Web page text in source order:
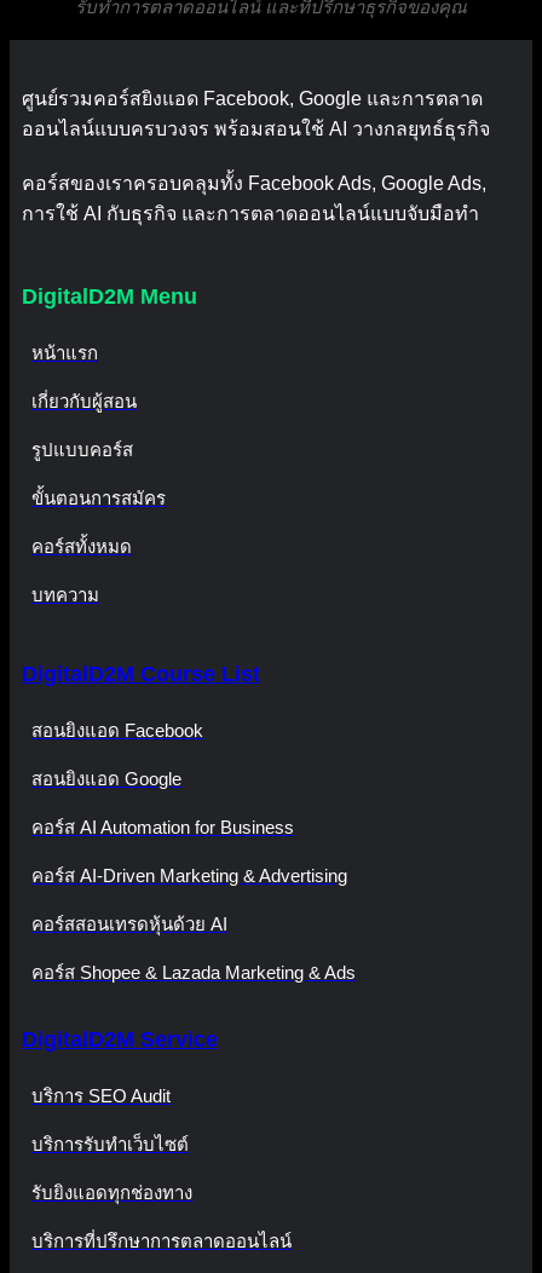
รับทำการตลาดออนไลน์ และที่ปรึกษาธุรกิจของคุณ
ศูนย์รวมคอร์สยิงแอด Facebook, Google และการตลาด
ออนไลน์แบบครบวงจร พร้อมสอนใช้ AI วางกลยุทธ์ธุรกิจ
คอร์สของเราครอบคลุมทั้ง Facebook Ads, Google Ads,
การใช้ AI กับธุรกิจ และการตลาดออนไลน์แบบจับมือทำ
DigitalD2M Menu
หน้าแรก
เกี่ยวกับผู้สอน
รูปแบบคอร์ส
ขั้นตอนการสมัคร
คอร์สทั้งหมด
บทความ
DigitalD2M Course List
สอนยิงแอด Facebook
สอนยิงแอด Google
คอร์ส AI Automation for Business
คอร์ส AI-Driven Marketing & Advertising
คอร์สสอนเทรดหุ้นด้วย AI
คอร์ส Shopee & Lazada Marketing & Ads
DigitalD2M Service
บริการ SEO Audit
บริการรับทำเว็บไซต์
รับยิงแอดทุกช่องทาง
บริการที่ปรึกษาการตลาดออนไลน์